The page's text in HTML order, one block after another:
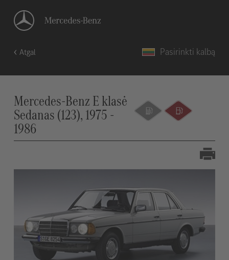
Atgal Pasirinkti kalbą
Mercedes-Benz E klasė
Sedanas (123), 1975 -
1986